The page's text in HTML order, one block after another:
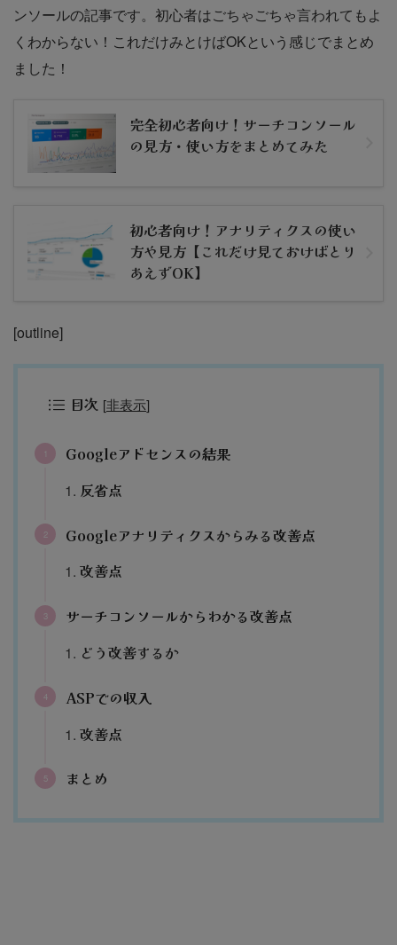
ンソールの記事です。初心者はごちゃごちゃ言われてもよ
くわからない！これだけみとけばOKという感じでまとめ
ました！
完全初心者向け！サーチコンソール
の見方・使い方をまとめてみた
初心者向け！アナリティクスの使い
方や見方【これだけ見ておけばとり
あえずOK】
[outline]
目次 [非表示]
Googleアドセンスの結果
反省点
Googleアナリティクスからみる改善点
改善点
サーチコンソールからわかる改善点
どう改善するか
ASPでの収入
改善点
まとめ